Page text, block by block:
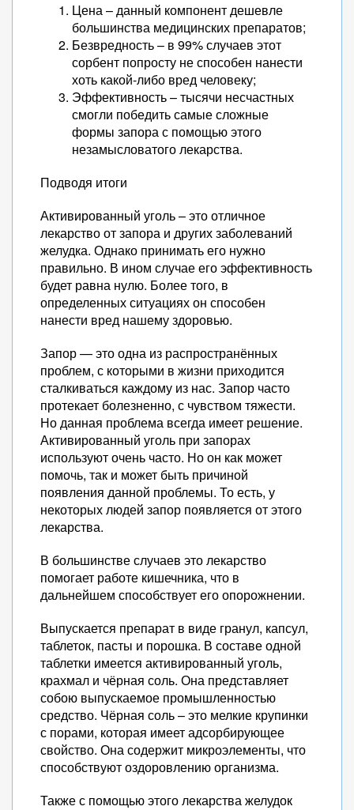
Цена – данный компонент дешевле
большинства медицинских препаратов;
Безвредность – в 99% случаев этот
сорбент попросту не способен нанести
хоть какой-либо вред человеку;
Эффективность – тысячи несчастных
смогли победить самые сложные
формы запора с помощью этого
незамысловатого лекарства.
Подводя итоги
Активированный уголь – это отличное
лекарство от запора и других заболеваний
желудка. Однако принимать его нужно
правильно. В ином случае его эффективность
будет равна нулю. Более того, в
определенных ситуациях он способен
нанести вред нашему здоровью.
Запор — это одна из распространённых
проблем, с которыми в жизни приходится
сталкиваться каждому из нас. Запор часто
протекает болезненно, с чувством тяжести.
Но данная проблема всегда имеет решение.
Активированный уголь при запорах
используют очень часто. Но он как может
помочь, так и может быть причиной
появления данной проблемы. То есть, у
некоторых людей запор появляется от этого
лекарства.
В большинстве случаев это лекарство
помогает работе кишечника, что в
дальнейшем способствует его опорожнении.
Выпускается препарат в виде гранул, капсул,
таблеток, пасты и порошка. В составе одной
таблетки имеется активированный уголь,
крахмал и чёрная соль. Она представляет
собою выпускаемое промышленностью
средство. Чёрная соль – это мелкие крупинки
с порами, которая имеет адсорбирующее
свойство. Она содержит микроэлементы, что
способствуют оздоровлению организма.
Также с помощью этого лекарства желудок